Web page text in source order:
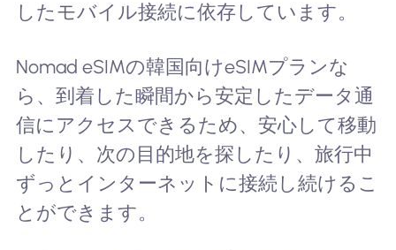
したモバイル接続に依存しています。
Nomad eSIMの韓国向けeSIMプランな
ら、到着した瞬間から安定したデータ通
信にアクセスできるため、安心して移動
したり、次の目的地を探したり、旅行中
ずっとインターネットに接続し続けるこ
とができます。